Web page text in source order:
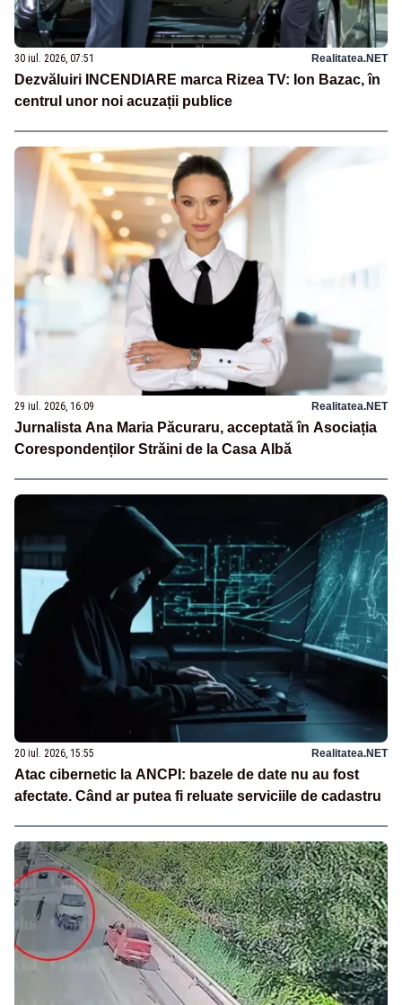
30 iul. 2026, 07:51 Realitatea.NET
Dezvăluiri INCENDIARE marca Rizea TV: Ion Bazac, în
centrul unor noi acuzații publice
29 iul. 2026, 16:09 Realitatea.NET
Jurnalista Ana Maria Păcuraru, acceptată în Asociația
Corespondenților Străini de la Casa Albă
20 iul. 2026, 15:55 Realitatea.NET
Atac cibernetic la ANCPI: bazele de date nu au fost
afectate. Când ar putea fi reluate serviciile de cadastru